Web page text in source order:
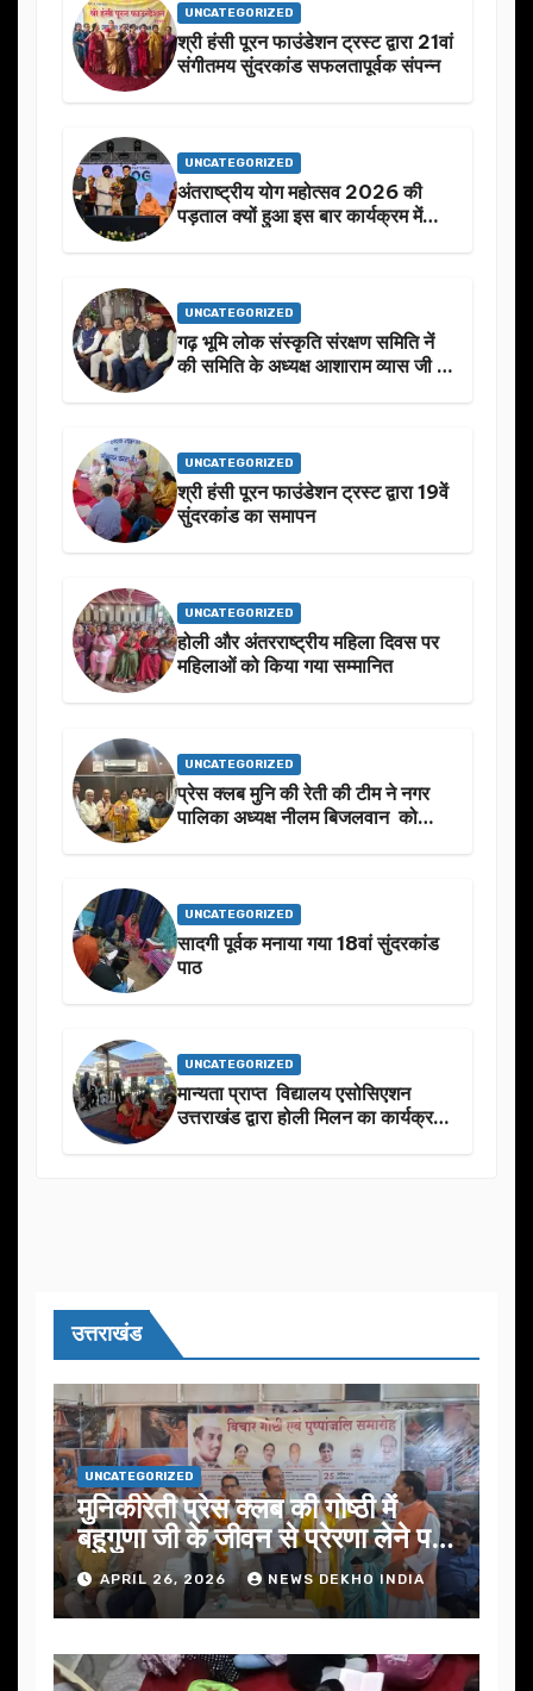
UNCATEGORIZED
श्री हंसी पूरन फाउंडेशन ट्रस्ट द्वारा 21वां
संगीतमय सुंदरकांड सफलतापूर्वक संपन्न
UNCATEGORIZED
अंतराष्ट्रीय योग महोत्सव 2026 की
पड़ताल क्यों हुआ इस बार कार्यक्रम में
UNCATEGORIZED
गढ़ भूमि लोक संस्कृति संरक्षण समिति नें
की समिति के अध्यक्ष आशाराम व्यास जी के
UNCATEGORIZED
श्री हंसी पूरन फाउंडेशन ट्रस्ट द्वारा 19वें
सुंदरकांड का समापन
UNCATEGORIZED
होली और अंतरराष्ट्रीय महिला दिवस पर
महिलाओं को किया गया सम्मानित
UNCATEGORIZED
प्रेस क्लब मुनि की रेती की टीम ने नगर
पालिका अध्यक्ष नीलम बिजलवान को
UNCATEGORIZED
सादगी पूर्वक मनाया गया 18वां सुंदरकांड
पाठ
UNCATEGORIZED
मान्यता प्राप्त विद्यालय एसोसिएशन
उत्तराखंड द्वारा होली मिलन का कार्यक्रम
उत्तराखंड
UNCATEGORIZED
मुनिकीरेती प्रेस क्लब की गोष्ठी में
बहुगुणा जी के जीवन से प्रेरणा लेने पर
जोरAPRIL 26, 2026 NEWS DEKHO INDIA